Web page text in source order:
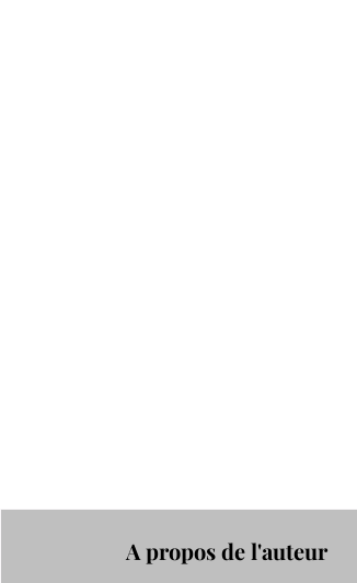
A propos de l'auteur